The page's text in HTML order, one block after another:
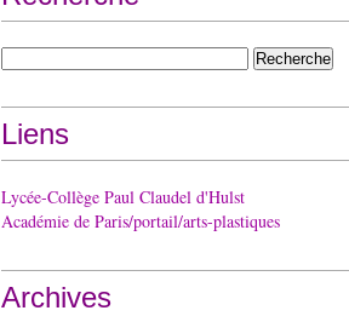
Liens
Lycée-Collège Paul Claudel d'Hulst
Académie de Paris/portail/arts-plastiques
Archives